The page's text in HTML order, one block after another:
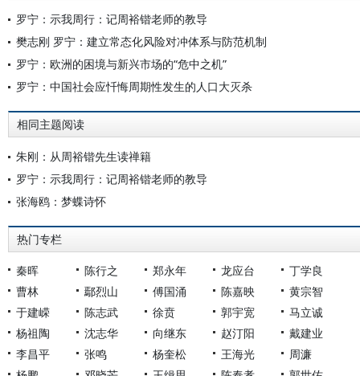
罗宁：示我周行：记周裕锴老师的教导
樊志刚 罗宁：建立常态化风险对冲体系与防范机制
罗宁：欧洲的困境与新兴市场的“危中之机”
罗宁：中国社会应忏悔周期性发生的人口大灭杀
相同主题阅读
朱刚：从周裕锴先生读禅籍
罗宁：示我周行：记周裕锴老师的教导
张海鸥：梦蝶诗怀
热门专栏
秦晖 陈行之 郑永年 龙应台
丁学良
曹林
鄢烈山 傅国涌 陈嘉映
黄宗智
于建嵘
陈志武 徐贲 郭宇宽
马立诚
杨祖陶
沈志华 向继东 赵汀阳
戴建业
李昌平
张鸣 杨奎松 王海光
周濂